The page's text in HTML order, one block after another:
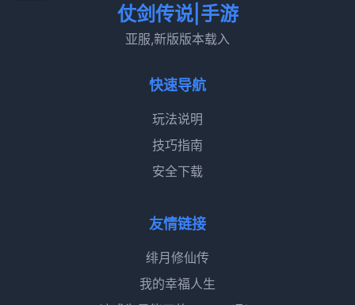
仗剑传说|手游
亚服,新版版本载入
快速导航
玩法说明
技巧指南
安全下载
友情链接
绯月修仙传
我的幸福人生